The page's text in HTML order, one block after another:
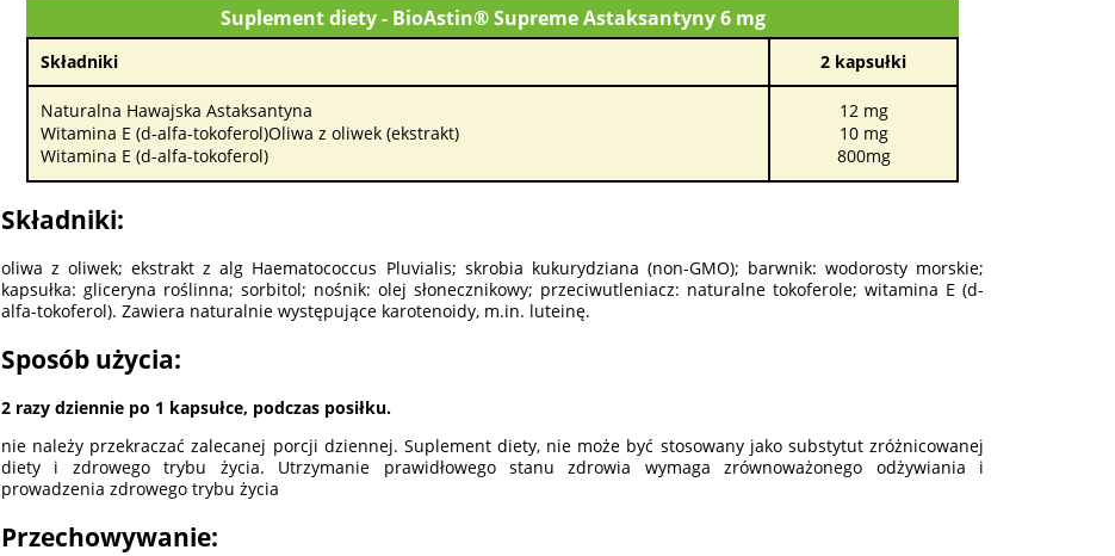
Suplement diety - BioAstin® Supreme Astaksantyny 6 mg
Składniki 2 kapsułki
Naturalna Hawajska Astaksantyna
Witamina E (d-alfa-tokoferol)Oliwa z oliwek (ekstrakt)
Witamina E (d-alfa-tokoferol)
12 mg
10 mg
800mg
Składniki:
oliwa z oliwek; ekstrakt z alg Haematococcus Pluvialis; skrobia kukurydziana (non-GMO); barwnik: wodorosty morskie;
kapsułka: gliceryna roślinna; sorbitol; nośnik: olej słonecznikowy; przeciwutleniacz: naturalne tokoferole; witamina E (d-
alfa-tokoferol). Zawiera naturalnie występujące karotenoidy, m.in. luteinę.
Sposób użycia:
2 razy dziennie po 1 kapsułce, podczas posiłku.
nie należy przekraczać zalecanej porcji dziennej. Suplement diety, nie może być stosowany jako substytut zróżnicowanej
diety i zdrowego trybu życia. Utrzymanie prawidłowego stanu zdrowia wymaga zrównoważonego odżywiania i
prowadzenia zdrowego trybu życia
Przechowywanie: